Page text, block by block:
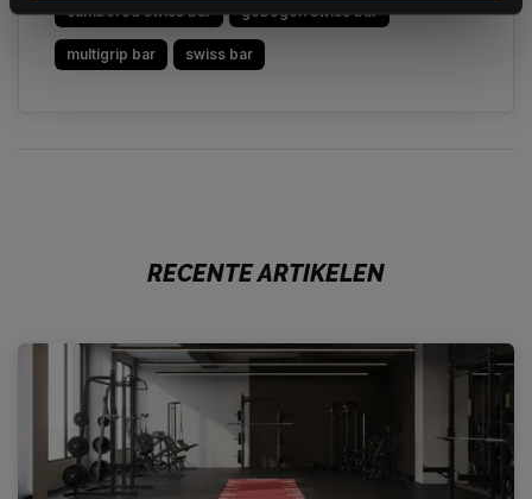
cambered swiss bar gebogen swiss bar
multigrip bar swiss bar
RECENTE ARTIKELEN